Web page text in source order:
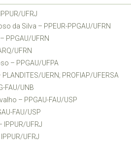
UFRJ
da Silva – PPEUR-PPGAU/UFRN
PPGAU/UFRN
UFRN
– PPGAU/UFPA
UERN; PROFIAP/UFERSA
FAU/UNB
– PPGAU-FAU/USP
FAU/USP
UFRJ
UFRJ